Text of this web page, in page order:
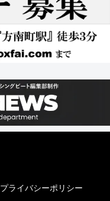
プライバシーポリシー